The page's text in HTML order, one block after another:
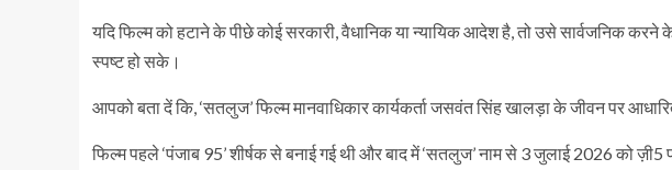
यदि फिल्म को हटाने के पीछे कोई सरकारी, वैधानिक या न्यायिक आदेश है, तो उसे सार्वजनिक करने के
स्पष्ट हो सके।
आपको बता दें कि, ‘सतलुज’ फिल्म मानवाधिकार कार्यकर्ता जसवंत सिंह खालड़ा के जीवन पर
फिल्म पहले ‘पंजाब 95’ शीर्षक से बनाई गई थी और बाद में ‘सतलुज’ नाम से 3 जुलाई 2026 को ज़ी5